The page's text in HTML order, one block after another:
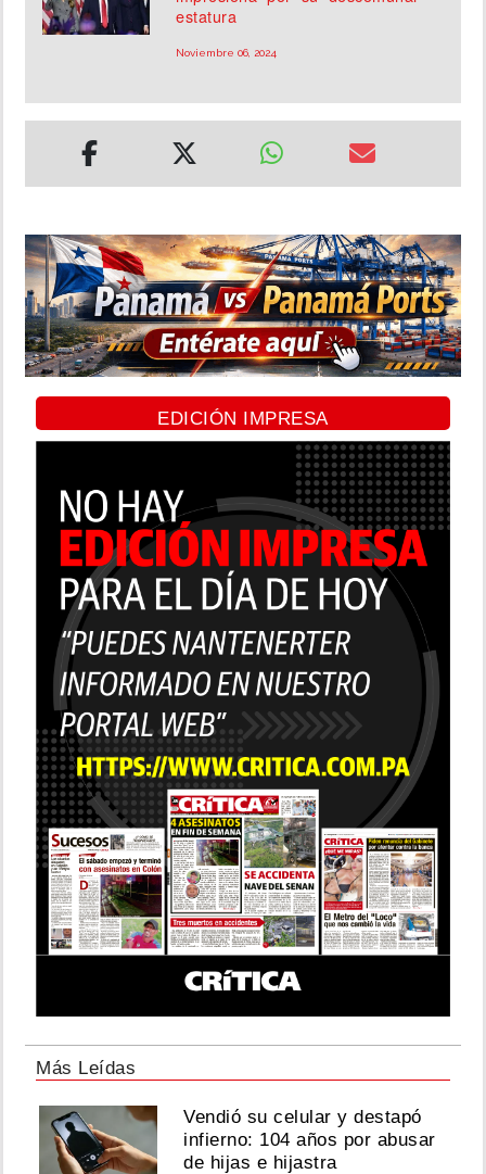
estatura
Noviembre 06, 2024
EDICIÓN IMPRESA
Más Leídas
Vendió su celular y destapó
infierno: 104 años por abusar
de hijas e hijastra